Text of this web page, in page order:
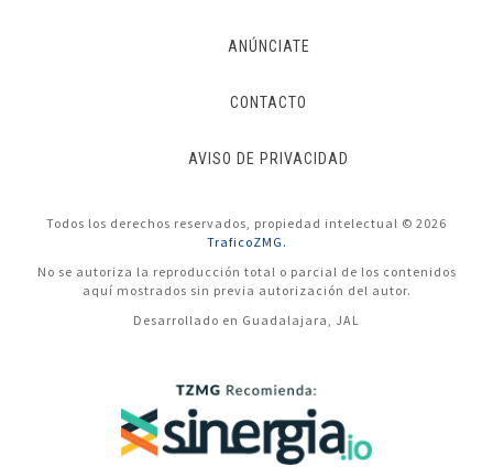
ANÚNCIATE
CONTACTO
AVISO DE PRIVACIDAD
Todos los derechos reservados, propiedad intelectual © 2026
TraficoZMG.
No se autoriza la reproducción total o parcial de los contenidos
aquí mostrados sin previa autorización del autor.
Desarrollado en Guadalajara, JAL